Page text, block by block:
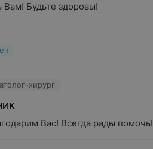
Вам! Будьте здоровы!
хирург
Вас! Всегда рады помочь!